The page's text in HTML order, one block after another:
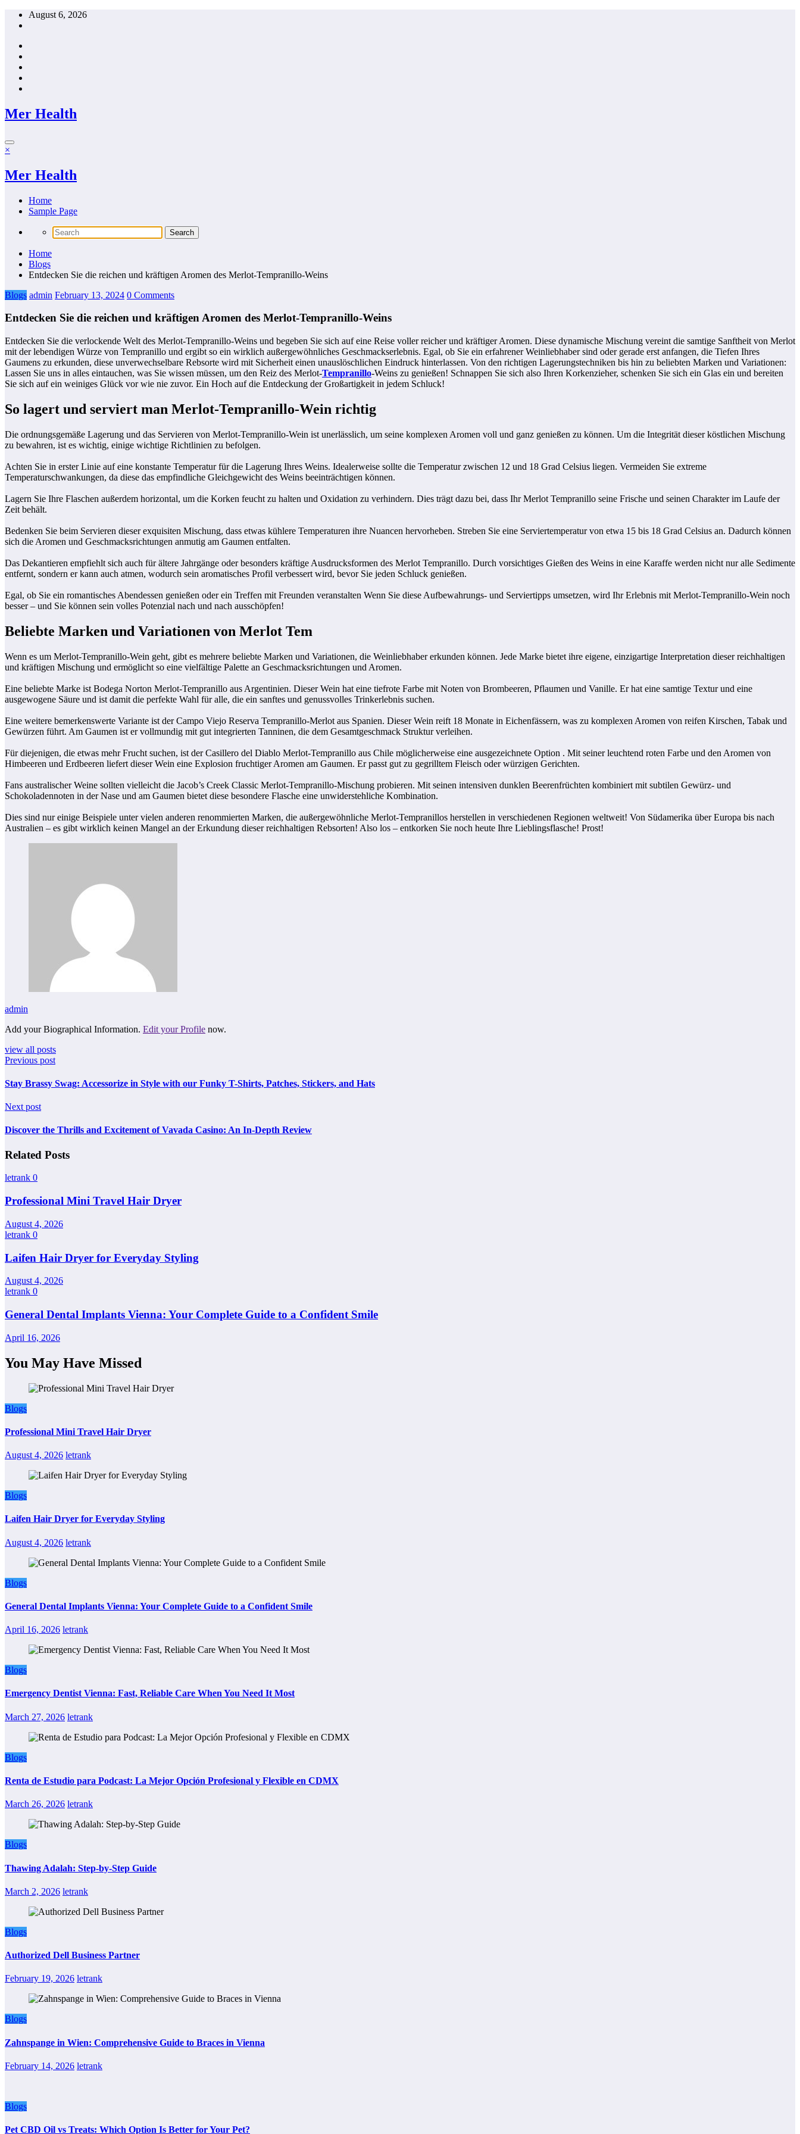
Skip
August 6, 2026
Mer Health
×
Mer Health
Home
Sample Page
Home
Blogs
Entdecken Sie die reichen und kräftigen Aromen des Merlot-Tempranillo-Weins
Blogs admin February 13, 2024 0 Comments
Entdecken Sie die reichen und kräftigen Aromen des Merlot-Tempranillo-Weins
Entdecken Sie die verlockende Welt des Merlot-Tempranillo-Weins und begeben Sie sich auf eine Reise voller reicher und kräftiger Aromen. Diese dynamische Mischung vereint die samtige Sanftheit von Merlot
mit der lebendigen Würze von Tempranillo und ergibt so ein wirklich außergewöhnliches Geschmackserlebnis. Egal, ob Sie ein erfahrener Weinliebhaber sind oder gerade erst anfangen, die Tiefen Ihres
Gaumens zu erkunden, diese unverwechselbare Rebsorte wird mit Sicherheit einen unauslöschlichen Eindruck hinterlassen. Von den richtigen Lagerungstechniken bis hin zu beliebten Marken und Variationen:
Lassen Sie uns in alles eintauchen, was Sie wissen müssen, um den Reiz des Merlot-Tempranillo-Weins zu genießen! Schnappen Sie sich also Ihren Korkenzieher, schenken Sie sich ein Glas ein und bereiten
Sie sich auf ein weiniges Glück vor wie nie zuvor. Ein Hoch auf die Entdeckung der Großartigkeit in jedem Schluck!
So lagert und serviert man Merlot-Tempranillo-Wein richtig
Die ordnungsgemäße Lagerung und das Servieren von Merlot-Tempranillo-Wein ist unerlässlich, um seine komplexen Aromen voll und ganz genießen zu können. Um die Integrität dieser köstlichen Mischung
zu bewahren, ist es wichtig, einige wichtige Richtlinien zu befolgen.
Achten Sie in erster Linie auf eine konstante Temperatur für die Lagerung Ihres Weins. Idealerweise sollte die Temperatur zwischen 12 und 18 Grad Celsius liegen. Vermeiden Sie extreme
Temperaturschwankungen, da diese das empfindliche Gleichgewicht des Weins beeinträchtigen können.
Lagern Sie Ihre Flaschen außerdem horizontal, um die Korken feucht zu halten und Oxidation zu verhindern. Dies trägt dazu bei, dass Ihr Merlot Tempranillo seine Frische und seinen Charakter im Laufe der
Zeit behält.
Bedenken Sie beim Servieren dieser exquisiten Mischung, dass etwas kühlere Temperaturen ihre Nuancen hervorheben. Streben Sie eine Serviertemperatur von etwa 15 bis 18 Grad Celsius an. Dadurch können
sich die Aromen und Geschmacksrichtungen anmutig am Gaumen entfalten.
Das Dekantieren empfiehlt sich auch für ältere Jahrgänge oder besonders kräftige Ausdrucksformen des Merlot Tempranillo. Durch vorsichtiges Gießen des Weins in eine Karaffe werden nicht nur alle Sedimente
entfernt, sondern er kann auch atmen, wodurch sein aromatisches Profil verbessert wird, bevor Sie jeden Schluck genießen.
Egal, ob Sie ein romantisches Abendessen genießen oder ein Treffen mit Freunden veranstalten Wenn Sie diese Aufbewahrungs- und Serviertipps umsetzen, wird Ihr Erlebnis mit Merlot-Tempranillo-Wein noch
besser – und Sie können sein volles Potenzial nach und nach ausschöpfen!
Beliebte Marken und Variationen von Merlot Tem
Wenn es um Merlot-Tempranillo-Wein geht, gibt es mehrere beliebte Marken und Variationen, die Weinliebhaber erkunden können. Jede Marke bietet ihre eigene, einzigartige Interpretation dieser reichhaltigen
und kräftigen Mischung und ermöglicht so eine vielfältige Palette an Geschmacksrichtungen und Aromen.
Eine beliebte Marke ist Bodega Norton Merlot-Tempranillo aus Argentinien. Dieser Wein hat eine tiefrote Farbe mit Noten von Brombeeren, Pflaumen und Vanille. Er hat eine samtige Textur und eine
ausgewogene Säure und ist damit die perfekte Wahl für alle, die ein sanftes und genussvolles Trinkerlebnis suchen.
Eine weitere bemerkenswerte Variante ist der Campo Viejo Reserva Tempranillo-Merlot aus Spanien. Dieser Wein reift 18 Monate in Eichenfässern, was zu komplexen Aromen von reifen Kirschen, Tabak und
Gewürzen führt. Am Gaumen ist er vollmundig mit gut integrierten Tanninen, die dem Gesamtgeschmack Struktur verleihen.
Für diejenigen, die etwas mehr Frucht suchen, ist der Casillero del Diablo Merlot-Tempranillo aus Chile möglicherweise eine ausgezeichnete Option . Mit seiner leuchtend roten Farbe und den Aromen von
Himbeeren und Erdbeeren liefert dieser Wein eine Explosion fruchtiger Aromen am Gaumen. Er passt gut zu gegrilltem Fleisch oder würzigen Gerichten.
Fans australischer Weine sollten vielleicht die Jacob’s Creek Classic Merlot-Tempranillo-Mischung probieren. Mit seinen intensiven dunklen Beerenfrüchten kombiniert mit subtilen Gewürz- und
Schokoladennoten in der Nase und am Gaumen bietet diese besondere Flasche eine unwiderstehliche Kombination.
Dies sind nur einige Beispiele unter vielen anderen renommierten Marken, die außergewöhnliche Merlot-Tempranillos herstellen in verschiedenen Regionen weltweit! Von Südamerika über Europa bis nach
Australien – es gibt wirklich keinen Mangel an der Erkundung dieser reichhaltigen Rebsorten! Also los – entkorken Sie noch heute Ihre Lieblingsflasche! Prost!
admin
Add your Biographical Information. Edit your Profile now.
view all posts
Previous post
Stay Brassy Swag: Accessorize in Style with our Funky T-Shirts, Patches, Stickers, and Hats
Next post
Discover the Thrills and Excitement of Vavada Casino: An In-Depth Review
Related Posts
letrank 0
Professional Mini Travel Hair Dryer
August 4, 2026
letrank 0
Laifen Hair Dryer for Everyday Styling
August 4, 2026
letrank 0
General Dental Implants Vienna: Your Complete Guide to a Confident Smile
April 16, 2026
You May Have Missed
Blogs
Professional Mini Travel Hair Dryer
August 4, 2026 letrank
Blogs
Laifen Hair Dryer for Everyday Styling
August 4, 2026 letrank
Blogs
General Dental Implants Vienna: Your Complete Guide to a Confident Smile
April 16, 2026 letrank
Blogs
Emergency Dentist Vienna: Fast, Reliable Care When You Need It Most
March 27, 2026 letrank
Blogs
Renta de Estudio para Podcast: La Mejor Opción Profesional y Flexible en CDMX
March 26, 2026 letrank
Blogs
Thawing Adalah: Step-by-Step Guide
March 2, 2026 letrank
Blogs
Authorized Dell Business Partner
February 19, 2026 letrank
Blogs
Zahnspange in Wien: Comprehensive Guide to Braces in Vienna
February 14, 2026 letrank
Blogs
Pet CBD Oil vs Treats: Which Option Is Better for Your Pet?